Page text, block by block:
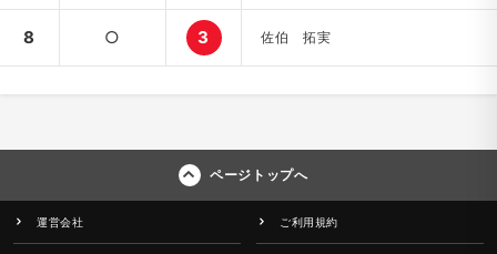
8 ○ 3 佐伯 拓実
ページトップへ
運営会社 ご利用規約